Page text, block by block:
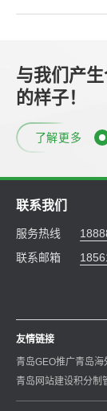
与我们产
的样子！
了解更多
联系我们
服务热线
联系邮箱
友情链接
青岛GEO推广青岛海
青岛网站建设积分制